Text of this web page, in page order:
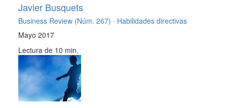
Javier Busquets
Business Review (Núm. 267) · Habilidades directivas
Mayo 2017
Lectura de 10 min.